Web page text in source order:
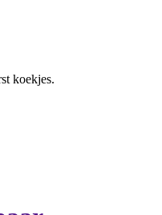
koekjes.